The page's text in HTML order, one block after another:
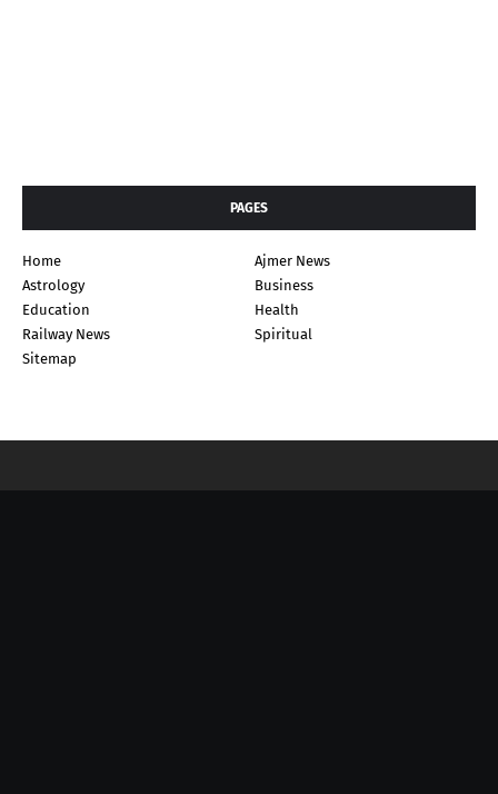
PAGES
Home
Ajmer News
Astrology
Business
Education
Health
Railway News
Spiritual
Sitemap